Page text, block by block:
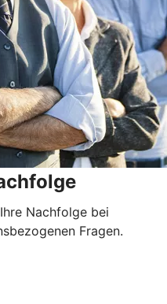
Nachfolge bei
Fragen.